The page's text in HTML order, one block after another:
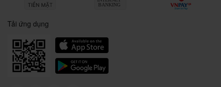
Tải ứng dụng